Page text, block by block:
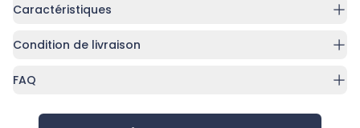
Caractéristiques
Condition de livraison
FAQ